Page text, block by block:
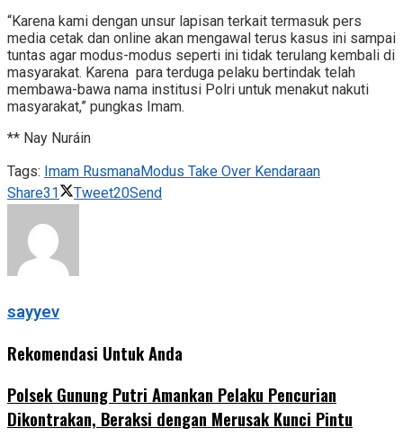
“Karena kami dengan unsur lapisan terkait termasuk pers
media cetak dan online akan mengawal terus kasus ini sampai
tuntas agar modus-modus seperti ini tidak terulang kembali di
masyarakat. Karena para terduga pelaku bertindak telah
membawa-bawa nama institusi Polri untuk menakut nakuti
masyarakat,” pungkas Imam.
** Nay Nuráin
Tags: Imam RusmanaModus Take Over Kendaraan
Share31 Tweet20Send
sayyev
Rekomendasi Untuk Anda
Polsek Gunung Putri Amankan Pelaku Pencurian
Dikontrakan, Beraksi dengan Merusak Kunci Pintu